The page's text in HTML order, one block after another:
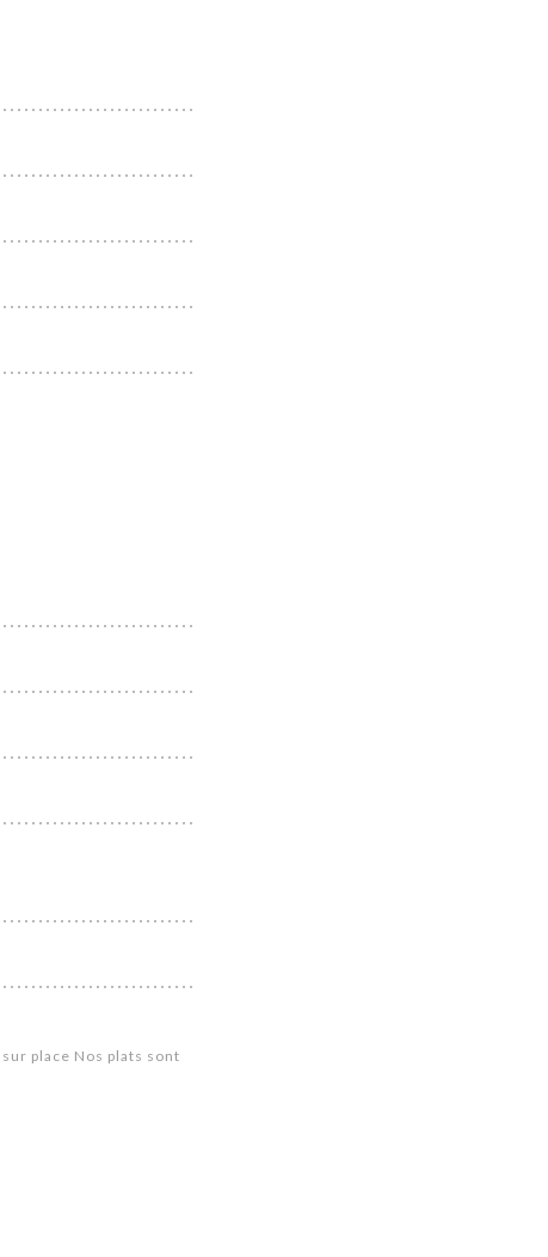
place Nos plats sont